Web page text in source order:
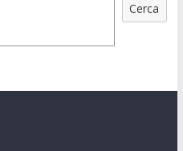
Cerca